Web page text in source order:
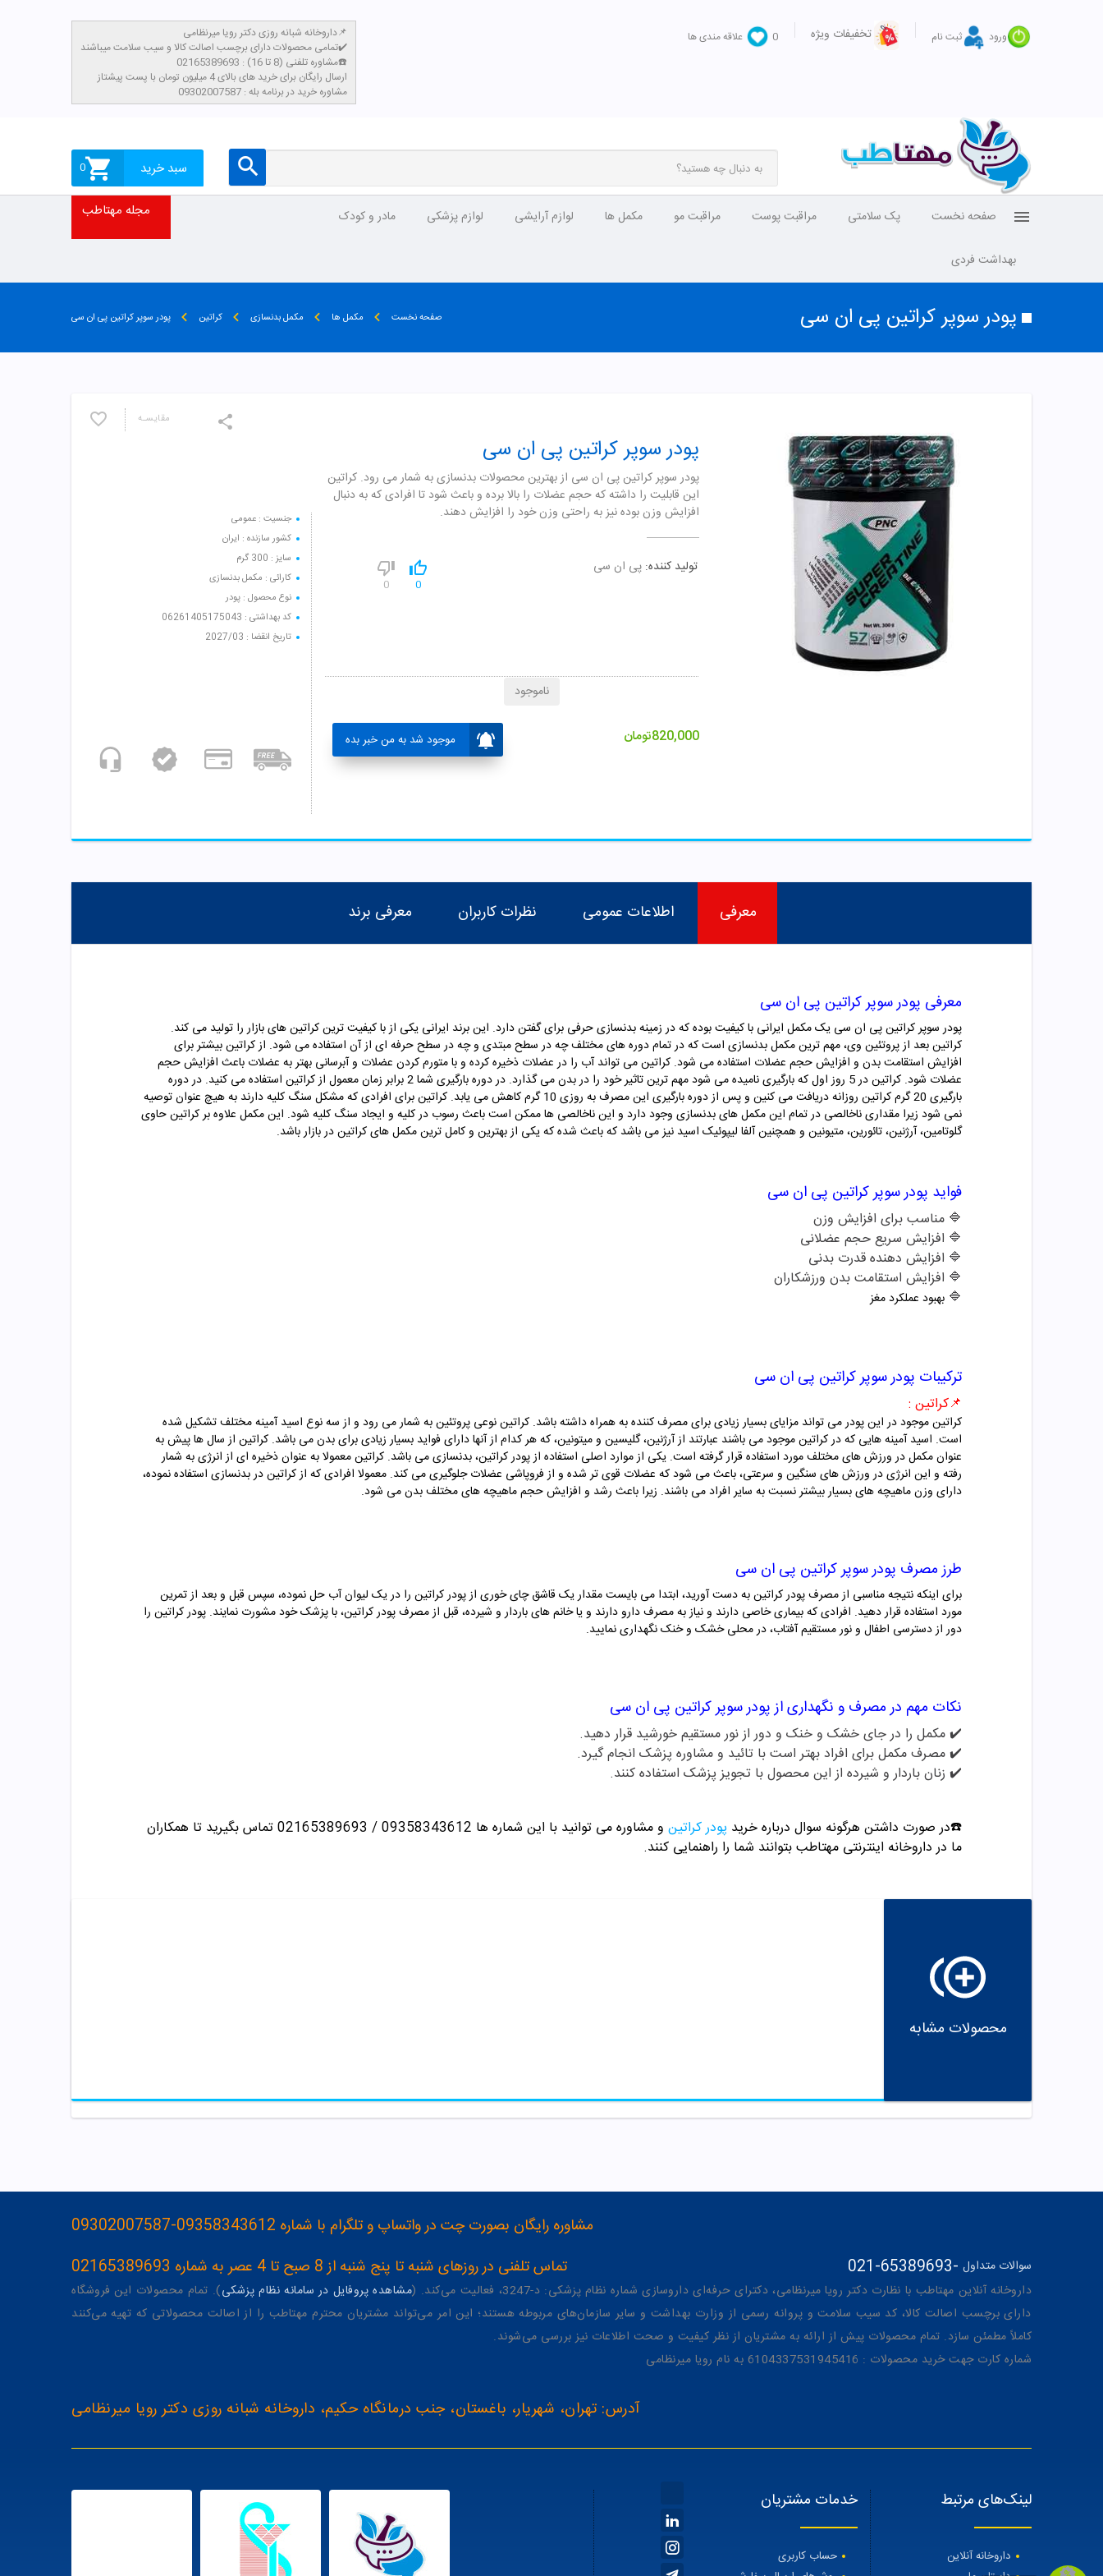
ورود ثبت نام تخفیفات ویژه 0 علاقه مندی ها
داروخانه شبانه روزی دکتر رویا میرنظامی📌
تمامی محصولات دارای برچسب اصالت کالا و سیب سلامت میباشند✔️
مشاوره تلفنی (8 تا 16) : 02165389693☎️
​ارسال رایگان برای خرید های بالای 4 میلیون تومان با پست پیشتاز
مشاوره خرید در برنامه بله : 09302007587
سبد خرید 0
صفحه نخست پک سلامتی مراقبت پوست مراقبت مو مکمل ها لوازم آرایشی لوازم پزشکی مادر و کودک
بهداشت فردی
مجله مهتاطب
پودر سوپر کراتین پی ان سی صفحه نخست مکمل ها مکمل بدنسازی کراتین پودر سوپر کراتین پی ان سی
مقایسـه
جنسیت : عمومی
کشور سازنده : ایران
سایز : 300 گرم
کارائی : مکمل بدنسازی
نوع محصول : پودر
کد بهداشتی : 06261405175043
تاریخ انقضا : 2027/03
پودر سوپر کراتین پی ان سی
پودر سوپر کراتین پی ان سی از بهترین محصولات بدنسازی به شمار می رود. کراتین
این قابلیت را داشته که حجم عضلات را بالا برده و باعث شود تا افرادی که به دنبال
افزایش وزن بوده نیز به راحتی وزن خود را افزایش دهند.
تولید کننده: پی ان سی
0
0
820,000تومان موجود شد به من خبر بده
ناموجود
معرفی اطلاعات عمومی نظرات کاربران معرفی برند
معرفی پودر سوپر کراتین پی ان سی
پودر سوپر کراتین پی ان سی یک مکمل ایرانی با کیفیت بوده که در زمینه بدنسازی حرفی برای گفتن دارد. این برند ایرانی یکی از با کیفیت ترین کراتین های بازار را تولید می کند.
کراتین بعد از پروتئین وی، مهم ترین مکمل بدنسازی است که در تمام دوره های مختلف چه در سطح مبتدی و چه در سطح حرفه ای از آن استفاده می شود. از کراتین بیشتر برای
افزایش استقامت بدن و افزایش حجم عضلات استفاده می شود. کراتین می تواند آب را در عضلات ذخیره کرده و با متورم کردن عضلات و آبرسانی بهتر به عضلات باعث افزایش حجم
عضلات شود. کراتین در 5 روز اول که بارگیری نامیده می شود مهم ترین تاثیر خود را در بدن می گذارد. در دوره بارگیری شما 2 برابر زمان معمول از کراتین استفاده می کنید. در دوره
بارگیری 20 گرم کراتین روزانه دریافت می کنین و پس از دوره بارگیری این مصرف به روزی 10 گرم کاهش می یابد. کراتین برای افرادی که مشکل سنگ کلیه دارند به هیچ عنوان توصیه
نمی شود زیرا مقداری ناخالصی در تمام این مکمل های بدنسازی وجود دارد و این ناخالصی ها ممکن است باعث رسوب در کلیه و ایجاد سنگ کلیه شود. این مکمل علاوه بر کراتین حاوی
گلوتامین، آرژنین، تائورین، متیونین و همچنین آلفا لیپوئیک اسید نیز می باشد که باعث شده که یکی از بهترین و کامل ترین مکمل های کراتین در بازار باشد.
فواید پودر سوپر کراتین پی ان سی
🔷 مناسب برای افزایش وزن
🔷 افزایش سریع حجم عضلانی
🔷 افزایش دهنده قدرت بدنی
🔷 افزایش استقامت بدن ورزشکاران
🔷 بهبود عملکرد مغز
ترکیبات پودر سوپر کراتین پی ان سی
📌کراتین :
کراتین موجود در این پودرمی تواند مزایای بسیار زیادی برای مصرف کننده به همراه داشته باشد. کراتین نوعی پروتئین به شمار می رود و از سه نوع اسید آمینه مختلف تشکیل شده
است. اسید آمینه هایی که در کراتین موجود می باشند عبارتند از آرژنین، گلیسین و میتونین، که هر کدام از آنها دارای فواید بسیار زیادی برای بدن می باشد. کراتین از سال ها پیش به
عنوان مکمل در ورزش های مختلف مورد استفاده قرار گرفته است. یکی از موارد اصلی استفاده از پودر کراتین، بدنسازی می باشد. کراتین معمولا به عنوان ذخیره ای از انرژی به شمار
رفته و این انرژی در ورزش های سنگین و سرعتی، باعث می شود که عضلات قوی تر شده و از فروپاشی عضلات جلوگیری می کند. معمولا افرادی که از کراتین در بدنسازی استفاده نموده،
دارای وزن ماهیچه های بسیار بیشتر نسبت به سایر افراد می باشند. زیرا باعث رشد و افزایش حجم ماهیچه های مختلف بدن می شود.
طرز مصرف پودر سوپر کراتین پی ان سی
برای اینکه نتیجه مناسبی از مصرف پودر کراتینبه دست آورید، ابتدا می بایست مقدار یک قاشق چای خوری از پودر کراتین را در یک لیوان آب حل نموده، سپس قبل و بعد از تمرین
مورد استفاده قرار دهید. افرادی که بیماری خاصی دارند و نیاز به مصرف دارو دارند و یا خانم های باردار و شیرده، قبل از مصرف پودر کراتین، با پزشک خود مشورت نمایند. پودر کراتین را
دور از دسترسی اطفال و نور مستقیم آفتاب، در محلی خشک و خنک نگهداری نمایید.
نکات مهم در مصرف و نگهداری ازپودر سوپر کراتین پی ان سی
✔️ مکمل را در جای خشک و خنک و دور از نور مستقیم خورشید قرار دهید.
✔️مصرف مکمل برای افراد بهتر است با تائید و مشاوره پزشک انجام گیرد.
✔️ زنان باردار و شیرده از این محصول با تجویز پزشک استفاده کنند.
☎️در صورت داشتن هرگونه سوال درباره خرید پودر کراتین و مشاوره می توانید با این شماره ها 09358343612 / 02165389693
تماس بگیرید تا همکاران
ما در داروخانه اینترنتی مهتاطب بتوانند شما را راهنمایی کنند.
محصولات مشابه
مشاوره رایگان بصورت چت در واتساپ و تلگرام با شماره 09358343612-09302007587
تماس تلفنی در روزهای شنبه تا پنج شنبه از 8 صبح تا 4 عصر به شماره 02165389693
021-65389693 سوالات متداول -
داروخانه آنلاین مهتاطب با نظارت دکتر رویا میرنظامی، دکترای حرفه‌ای داروسازی شماره نظام پزشکی: د-3247، فعالیت می‌کند. ( مشاهده پروفایل در سامانه نظام پزشکی). تمام محصولات این فروشگاه
دارای برچسب اصالت کالا، کد سیب سلامت و پروانه رسمی از وزارت بهداشت و سایر سازمان‌های مربوطه هستند؛ این امر می‌تواند مشتریان محترم مهتاطب را از اصالت محصولاتی که تهیه می‌کنند
کاملاً مطمئن سازد. تمام محصولات پیش از ارائه به مشتریان از نظر کیفیت و صحت اطلاعات نیز بررسی می‌شوند.
شماره کارت جهت خرید محصولات : 6104337531945416 به نام رویا میرنظامی
آدرس: تهران، شهریار، باغستان، جنب درمانگاه حکیم، داروخانه شبانه روزی دکتر رویا میرنظامی
لینک‌های مرتبط
داروخانه آنلاین
خدمات مشتریان
حساب کاربری